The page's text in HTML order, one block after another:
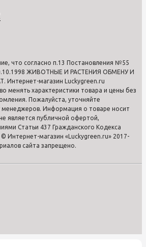
что согласно п.13 Постановления №55
ЖИВОТНЫЕ И РАСТЕНИЯ ОБМЕНУ И
магазин Luckygreen.ru
менять характеристики товара и цены без
Пожалуйста, уточняйте
Информация о товаре носит
является публичной офертой,
Статьи 437 Гражданского Кодекса
Интернет-магазин «Luckygreen.ru» 2017-
сайта запрещено.